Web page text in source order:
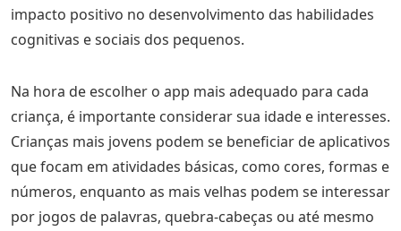
impacto positivo no desenvolvimento das habilidades
cognitivas e sociais dos pequenos.
Na hora de escolher o app mais adequado para cada
criança, é importante considerar sua idade e interesses.
Crianças mais jovens podem se beneficiar de aplicativos
que focam em atividades básicas, como cores, formas e
números, enquanto as mais velhas podem se interessar
por jogos de palavras, quebra-cabeças ou até mesmo